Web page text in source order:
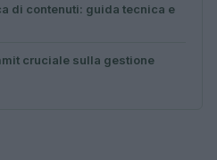
di contenuti: guida tecnica e
cruciale sulla gestione